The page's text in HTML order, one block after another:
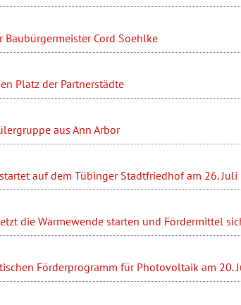
Cord Soehlke
Platz der Partnerstädte
aus Ann Arbor
auf dem Tübinger Stadtfriedhof am 26. Juli
die Wärmewende starten und Fördermittel
Förderprogramm für Photovoltaik am 20.